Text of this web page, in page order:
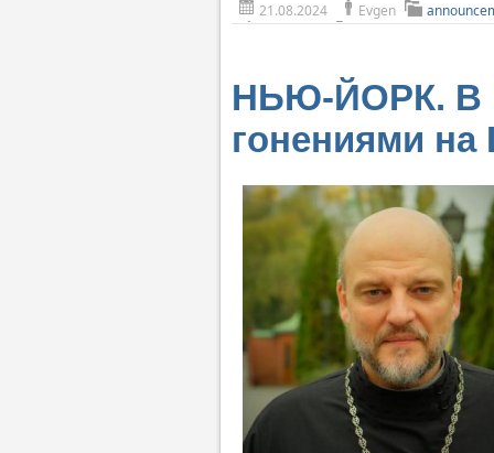
21.08.2024 Evgen
НЬЮ-ЙОРК. В
гонениями